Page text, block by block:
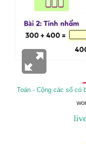
Toán - Cộng các số có